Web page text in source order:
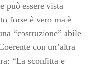
può essere vista
forse è vero ma è
“costruzione” abile
con un’altra
“La sconfitta e